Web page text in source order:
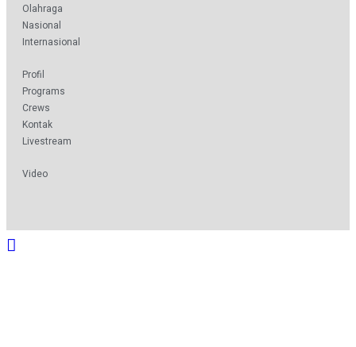
Olahraga
Nasional
Internasional
Profil
Programs
Crews
Kontak
Livestream
Video